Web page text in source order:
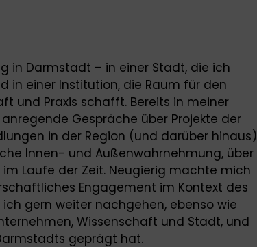
in Darmstadt – in einer Stadt, die ich
in einer Institution, die Raum für den
und Praxis schafft. Bereits in meiner
Gespräche über Projekte der
in der Region (und darüber hinaus)
Innen- und Außenwahrnehmung, über
Laufe der Zeit. Neugierig machte mich
Engagement im Kontext des
gern weiter nachgehen, ebenso wie
Wissenschaft und Stadt, und
geprägt hat.